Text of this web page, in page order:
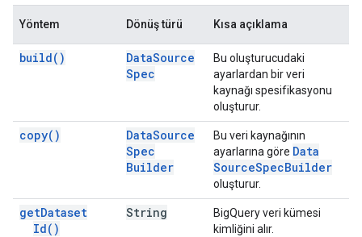
Yöntem Dönüş türü Kısa açıklama
build( ) DataSource
Spec
Bu oluşturucudaki
ayarlardan bir veri
kaynağı spesifikasyonu
oluşturur.
copy( ) DataSource
Spec
Builder
Bu veri kaynağının
ayarlarına göre Data
SourceSpecBuilder
oluşturur.
getDataset
Id( )
String
BigQuery veri kümesi
kimliğini alır.